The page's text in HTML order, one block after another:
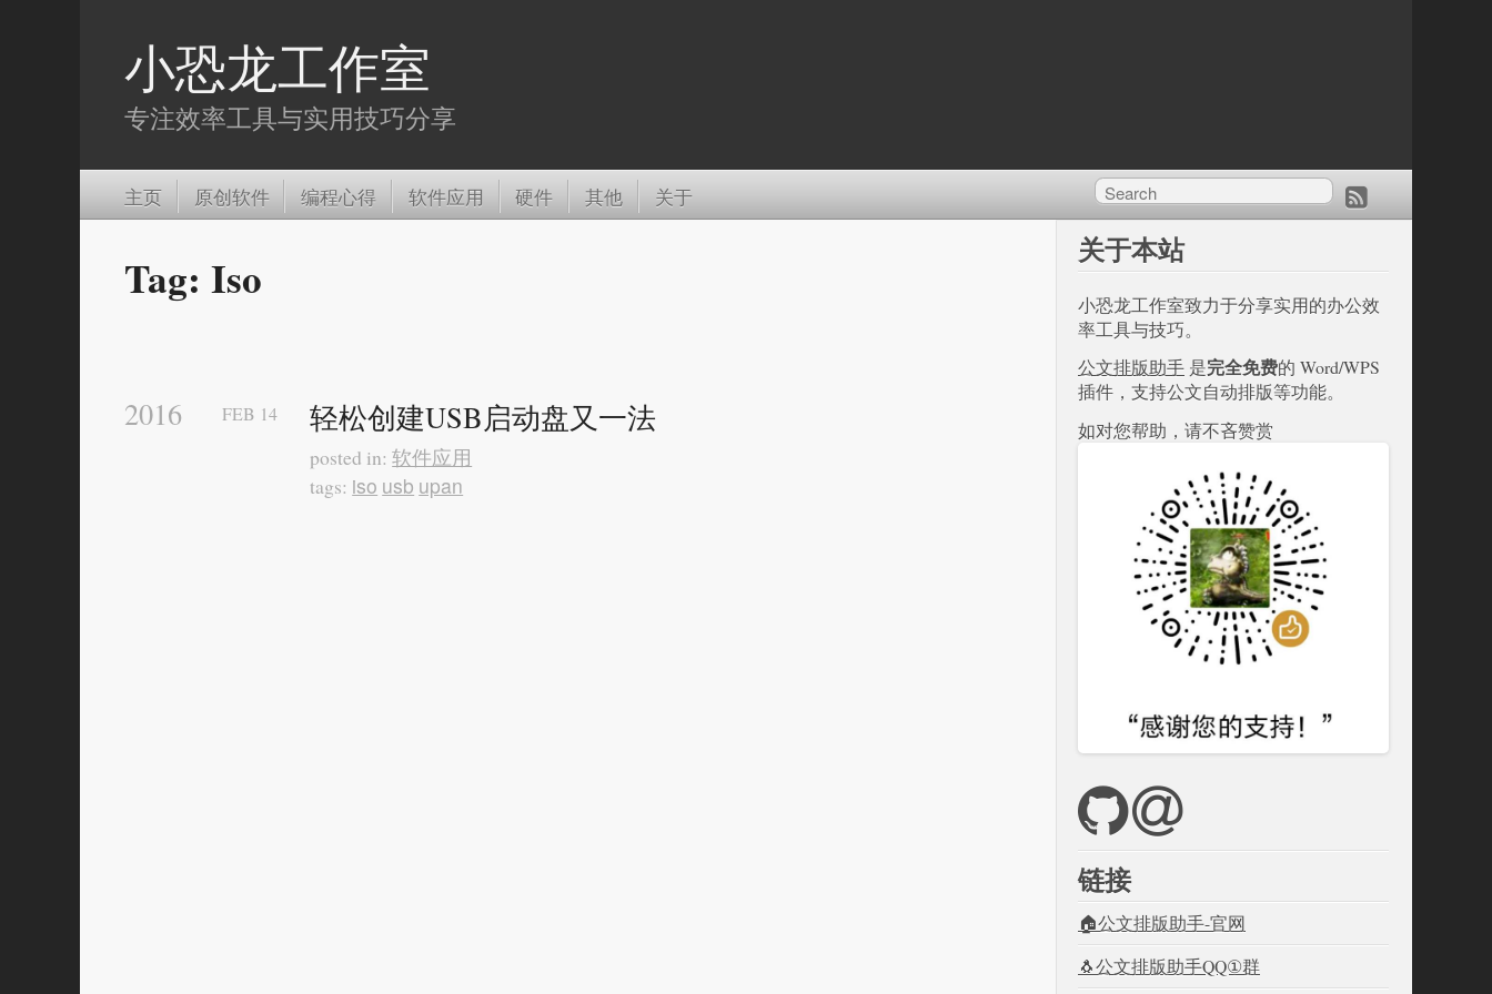
小恐龙工作室
专注效率工具与实用技巧分享
主页 原创软件 编程心得 软件应用 硬件 其他 关于
Tag: Iso
2016 轻松创建USB启动盘又一法
FEB 14
posted in:软件应用
tags: iso usb upan
关于本站
小恐龙工作室致力于分享实用的办公效
率工具与技巧。
公文排版助手 是完全免费的 Word/WPS
插件，支持公文自动排版等功能。
如对您帮助，请不吝赞赏
链接
🏠公文排版助手-官网
🐧公文排版助手QQ①群